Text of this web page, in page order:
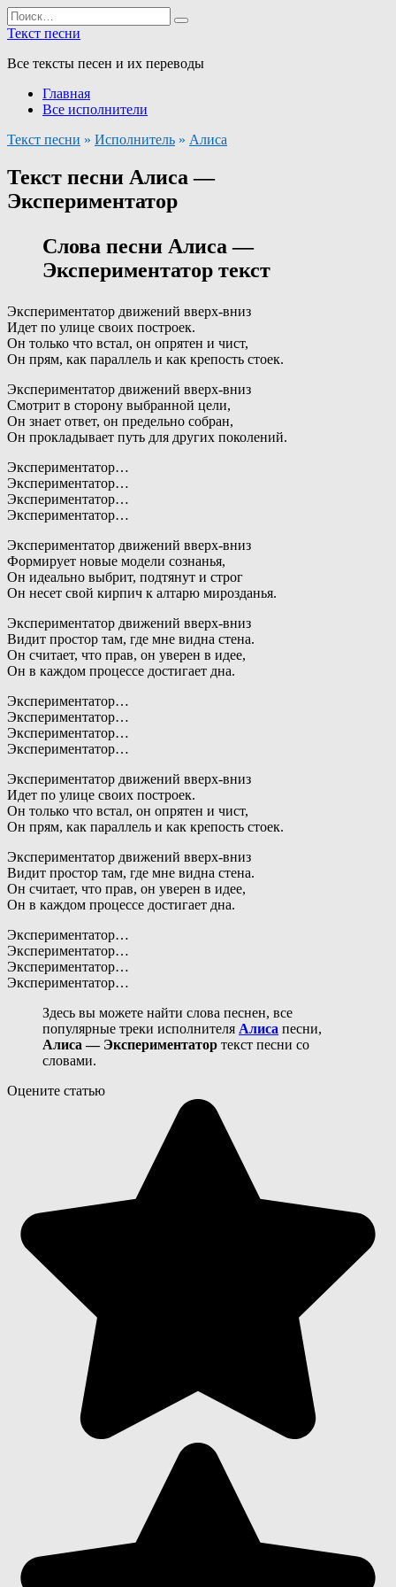
Перейти
к
Search
for:
Текст песни
Все тексты песен и их переводы
Главная
Все исполнители
Текст песни » Исполнитель » Алиса
Текст песни Алиса —
Экспериментатор
Слова песни Алиса —
Экспериментатор текст
Экспериментатор движений вверх-вниз
Идет по улице своих построек.
Он только что встал, он опрятен и чист,
Он прям, как параллель и как крепость стоек.
Экспериментатор движений вверх-вниз
Смотрит в сторону выбранной цели,
Он знает ответ, он предельно собран,
Он прокладывает путь для других поколений.
Экспериментатор…
Экспериментатор…
Экспериментатор…
Экспериментатор…
Экспериментатор движений вверх-вниз
Формирует новые модели сознанья,
Он идеально выбрит, подтянут и строг
Он несет свой кирпич к алтарю мирозданья.
Экспериментатор движений вверх-вниз
Видит простор там, где мне видна стена.
Он считает, что прав, он уверен в идее,
Он в каждом процессе достигает дна.
Экспериментатор…
Экспериментатор…
Экспериментатор…
Экспериментатор…
Экспериментатор движений вверх-вниз
Идет по улице своих построек.
Он только что встал, он опрятен и чист,
Он прям, как параллель и как крепость стоек.
Экспериментатор движений вверх-вниз
Видит простор там, где мне видна стена.
Он считает, что прав, он уверен в идее,
Он в каждом процессе достигает дна.
Экспериментатор…
Экспериментатор…
Экспериментатор…
Экспериментатор…
Здесь вы можете найти слова песнен, все
популярные треки исполнителя Алиса песни,
Алиса — Экспериментатор текст песни со
словами.
Оцените статью